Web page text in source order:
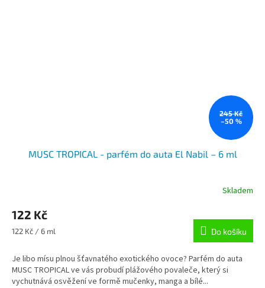
245 Kč
–50 %
MUSC TROPICAL - parfém do auta El Nabil – 6 ml
Skladem
122 Kč
Měrná
122 Kč / 6 ml Do košíku
Je libo mísu plnou šťavnatého exotického ovoce? Parfém do auta
MUSC TROPICAL ve vás probudí plážového povaleče, který si
vychutnává osvěžení ve formě mučenky, manga a bílé...